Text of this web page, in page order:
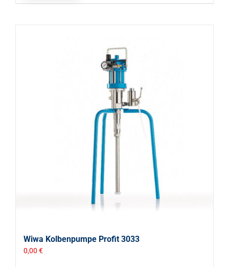
Wiwa Kolbenpumpe Profit 3033
0,00 €